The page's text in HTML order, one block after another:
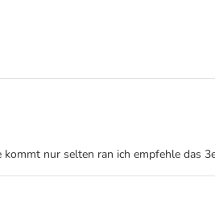
nur selten ran ich empfehle das